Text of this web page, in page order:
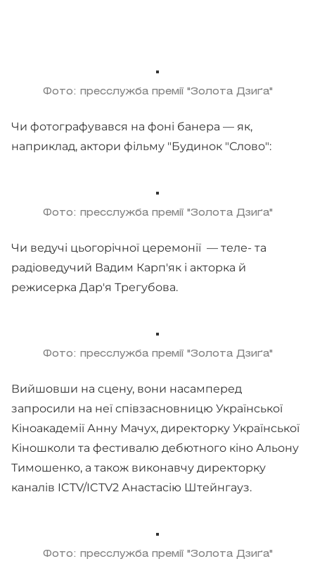
Фото: пресслужба премії "Золота Дзиґа"
Чи фотографувався на фоні банера — як,
наприклад, актори фільму "Будинок "Слово":
Фото: пресслужба премії "Золота Дзиґа"
Чи ведучі цьогорічної церемонії — теле- та
радіоведучий Вадим Карп'як і акторка й
режисерка Дар'я Трегубова.
Фото: пресслужба премії "Золота Дзиґа"
Вийшовши на сцену, вони насамперед
запросили на неї співзасновницю Української
Кіноакадемії Анну Мачух, директорку Української
Кіношколи та фестивалю дебютного кіно Альону
Тимошенко, а також виконавчу директорку
каналів ICTV/ICTV2 Анастасію Штейнгауз.
Фото: пресслужба премії "Золота Дзиґа"